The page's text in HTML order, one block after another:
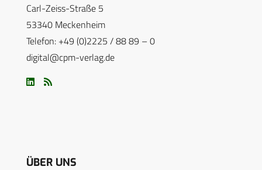
Carl-Zeiss-Straße 5
53340 Meckenheim
Telefon: +49 (0)2225 / 88 89 – 0
digital@cpm-verlag.de
ÜBER UNS